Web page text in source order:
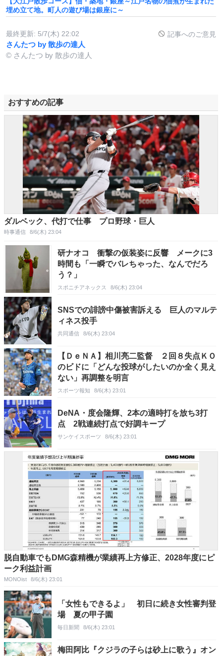
埋め立て地。町人の遊び場は銀座に～
最終更新: 5/7(木) 22:02 記事へのご意見
さんたつ by 散歩の達人
© さんたつ by 散歩の達人
おすすめの記事
ダルベック、代打で仕事 プロ野球・巨人
時事通信 8/6(木) 23:04
研ナオコ 衝撃の仮装姿に反響 メークに3
時間も「一瞬でバレちゃった、なんでだろ
う？」
スポニチアネックス 8/6(木) 23:04
SNSでの誹謗中傷被害訴える 巨人のマルテ
ィネス投手
共同通信 8/6(木) 23:04
【ＤｅＮＡ】相川亮二監督 ２回８失点ＫＯ
のビドに「どんな投球がしたいのか全く見え
ない」再調整を明言
スポーツ報知 8/6(木) 23:01
DeNA・度会隆輝、2本の適時打を放ち3打
点 2戦連続打点で好調キープ
サンケイスポーツ 8/6(木) 23:01
脱自動車でもDMG森精機が業績再上方修正、2028年度にピ
ーク利益計画
MONOist 8/6(木) 23:01
「女性もできるよ」 初日に続き女性審判登
場 夏の甲子園
毎日新聞 8/6(木) 23:01
梅田阿比『クジラの子らは砂上に歌う』オン